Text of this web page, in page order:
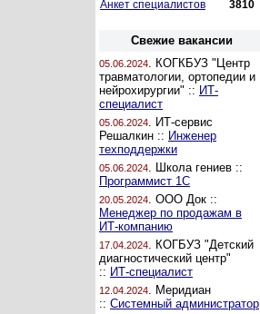
Анкет специалистов
3810
Свежие вакансии
05.06.2024. КОГКБУЗ "Центр
травматологии, ортопедии и
нейрохирургии" :: ИТ-
специалист
05.06.2024. ИТ-сервис
Решалкин :: Инженер
техподдержки
05.06.2024. Школа гениев ::
Программист 1С
20.05.2024. ООО Док ::
Менеджер по продажам в
ИТ-компанию
17.04.2024. КОГБУЗ "Детский
диагностический центр"
:: ИТ-специалист
12.04.2024. Меридиан
:: Системный администратор